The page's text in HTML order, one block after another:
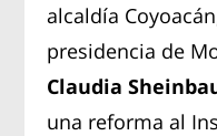
alcaldía
presidencia de
Claudia
una reforma al